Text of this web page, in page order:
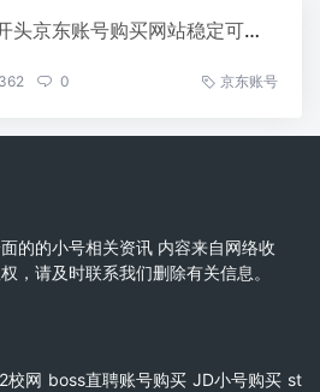
JD开头京东账号购买网站稳定可直登带支付密码
0 京东账号
的的小号相关资讯 内容来自网络收
，请及时联系我们删除有关信息。
校网 boss直聘账号购买 JD小号购买 st